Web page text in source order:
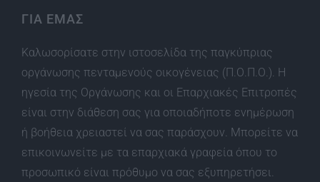
ΓΙΑ ΕΜΑΣ
Καλωσορίσατε στην ιστοσελίδα της παγκύπριας
οργάνωσης πενταμενούς οικογένειας (Π.Ο.Π.Ο.). Η
ηγεσία της Οργάνωσης και οι Επαρχιακές Επιτροπές
είναι στην διάθεση σας για οποιαδήποτε ενημέρωση
ή βοήθεια χρειαστεί να σας παράσχουν. Μπορείτε να
επικοινωνείτε με τα επαρχιακά γραφεία όπου το
προσωπικό είναι πρόθυμο να σας εξυπηρετήσει.